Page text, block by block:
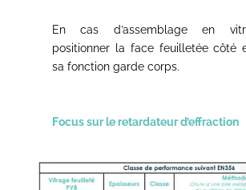
En cas d’assemblage en
positionner la face feuilletée côté
sa fonction garde corps.
Focus sur le retardateur d’effraction